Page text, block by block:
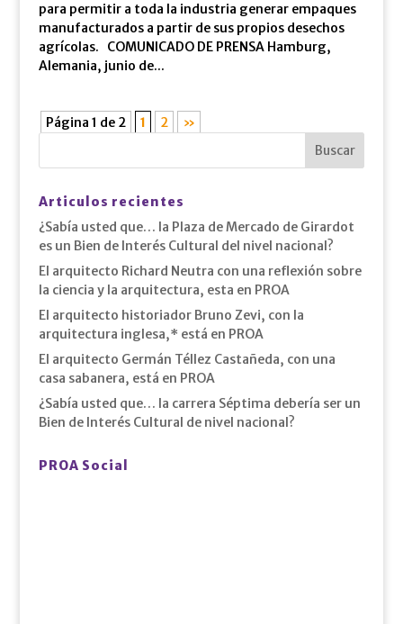
para permitir a toda la industria generar empaques
manufacturados a partir de sus propios desechos
agrícolas. COMUNICADO DE PRENSA Hamburg,
Alemania, junio de...
Página 1 de 2 1 2 »
Articulos recientes
¿Sabía usted que… la Plaza de Mercado de Girardot
es un Bien de Interés Cultural del nivel nacional?
El arquitecto Richard Neutra con una reflexión sobre
la ciencia y la arquitectura, esta en PROA
El arquitecto historiador Bruno Zevi, con la
arquitectura inglesa,* está en PROA
El arquitecto Germán Téllez Castañeda, con una
casa sabanera, está en PROA
¿Sabía usted que… la carrera Séptima debería ser un
Bien de Interés Cultural de nivel nacional?
PROA Social